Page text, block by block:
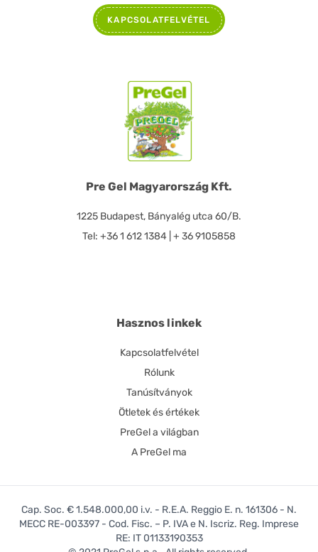
Pre Gel Magyarország Kft.
1225 Budapest, Bányalég utca 60/B.
Tel: +36 1 612 1384 | + 36 9105858
Hasznos linkek
Kapcsolatfelvétel
Rólunk
Tanúsítványok
Ötletek és értékek
PreGel a világban
A PreGel ma
KAPCSOLATFELVÉTEL
Cap. Soc. € 1.548.000,00 i.v. - R.E.A. Reggio E. n. 161306 - N.
MECC RE-003397 - Cod. Fisc. – P. IVA e N. Iscriz. Reg. Imprese
RE: IT 01133190353